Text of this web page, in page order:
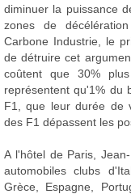
diminuer la puissance
zones de
Carbone Industrie, le
de détruire cet
coûtent que 30%
représentent qu'1% du
F1, que leur durée de
des F1 dépassent les
A l'hôtel de Paris,
automobiles clubs
Grèce, Espagne,